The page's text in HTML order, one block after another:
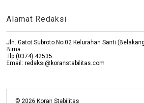
Alamat Redaksi
Jln. Gatot Subroto No.02 Kelurahan Santi
Bima
Tlp (0374) 42535
Email: redaksi@koranstabilitas.com
©2026 Koran Stabilitas